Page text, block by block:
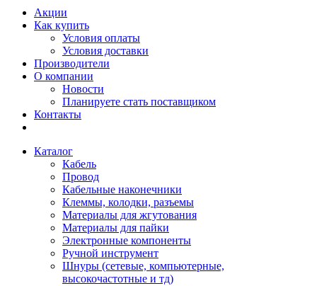
Акции
Как купить
Условия оплаты
Условия доставки
Производители
О компании
Новости
Планируете стать поставщиком
Контакты
Каталог
Кабель
Провод
Кабельные наконечники
Клеммы, колодки, разъемы
Материалы для жгутования
Материалы для пайки
Электронные компоненты
Ручной инструмент
Шнуры (сетевые, компьютерные,
высокочастотные и тд)